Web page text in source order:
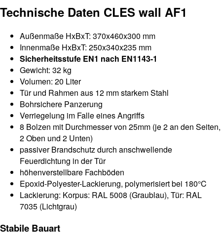
Technische Daten CLES wall AF1
Außenmaße HxBxT: 370x460x300 mm
Innenmaße HxBxT: 250x340x235 mm
Sicherheitsstufe EN1 nach EN1143-1
Gewicht: 32 kg
Volumen: 20 Liter
Tür und Rahmen aus 12 mm starkem Stahl
Bohrsichere Panzerung
Verriegelung im Falle eines Angriffs
8 Bolzen mit Durchmesser von 25mm (je 2 an den Seiten,
2 Oben und 2 Unten)
passiver Brandschutz durch anschwellende
Feuerdichtung in der Tür
höhenverstellbare Fachböden
Epoxid-Polyester-Lackierung, polymerisiert bei 180°C
Lackierung: Korpus: RAL 5008 (Graublau), Tür: RAL
7035 (Lichtgrau)
Stabile Bauart